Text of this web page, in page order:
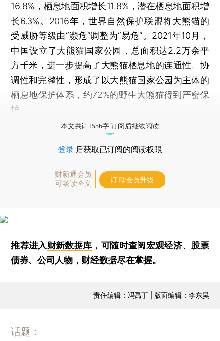
16.8%，栖息地面积增长11.8%，潜在栖息地面积增
长6.3%。2016年，世界自然保护联盟将大熊猫的
受威胁等级由“濒危”调整为“易危”。2021年10月，
中国设立了大熊猫国家公园，总面积达2.2万余平
方千米，进一步提高了大熊猫栖息地的连通性、协
调性和完整性，形成了以大熊猫国家公园为主体的
栖息地保护体系，约72%的野生大熊猫得到严密保
护。
本文共计1556字 订阅后继续阅读
登录 后获取已订阅的阅读权限
财新通会员
可畅读全文
订阅/会员升级
推荐进入财新数据库 ，可随时查阅宏观经济、股票
债券、公司人物，财经数据尽在掌握。
责任编辑：冯禹丁 | 版面编辑：李东昊
话题：